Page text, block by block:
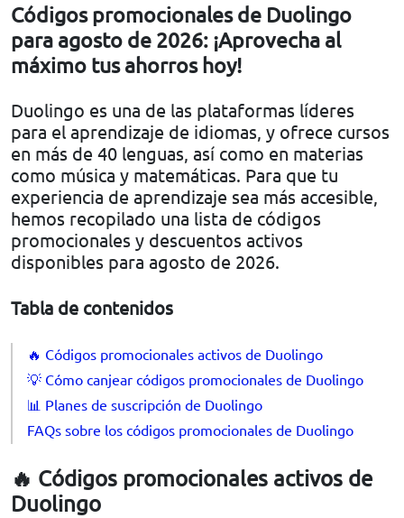
Códigos promocionales de Duolingo
para agosto de 2026: ¡Aprovecha al
máximo tus ahorros hoy!
Duolingo es una de las plataformas líderes
para el aprendizaje de idiomas, y ofrece cursos
en más de 40 lenguas, así como en materias
como música y matemáticas. Para que tu
experiencia de aprendizaje sea más accesible,
hemos recopilado una lista de códigos
promocionales y descuentos activos
disponibles para agosto de 2026.
Tabla de contenidos
🔥 Códigos promocionales activos de Duolingo
💡 Cómo canjear códigos promocionales de Duolingo
📊 Planes de suscripción de Duolingo
FAQs sobre los códigos promocionales de Duolingo
🔥 Códigos promocionales activos de
Duolingo